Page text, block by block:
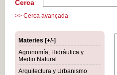
Cerca
>> Cerca avançada
Materies [+/-]
Agronomía, Hidráulica y
Medio Natural
Arquitectura y Urbanismo